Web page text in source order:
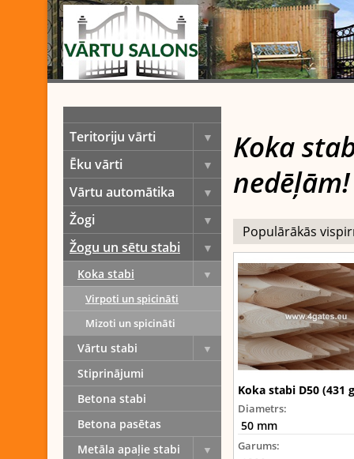
Teritoriju vārti
Ēku vārti
Vārtu automātika
Žogi
Žogu un sētu stabi
Koka stabi
Virpoti un spicināti
Mizoti un spicināti
Vārtu stabi
Stiprinājumi
Betona stabi
Betona pasētas
Metāla apaļie stabi
Koka
nedēļām!
Koka stabi D50 (431
Diametrs:
Garums: